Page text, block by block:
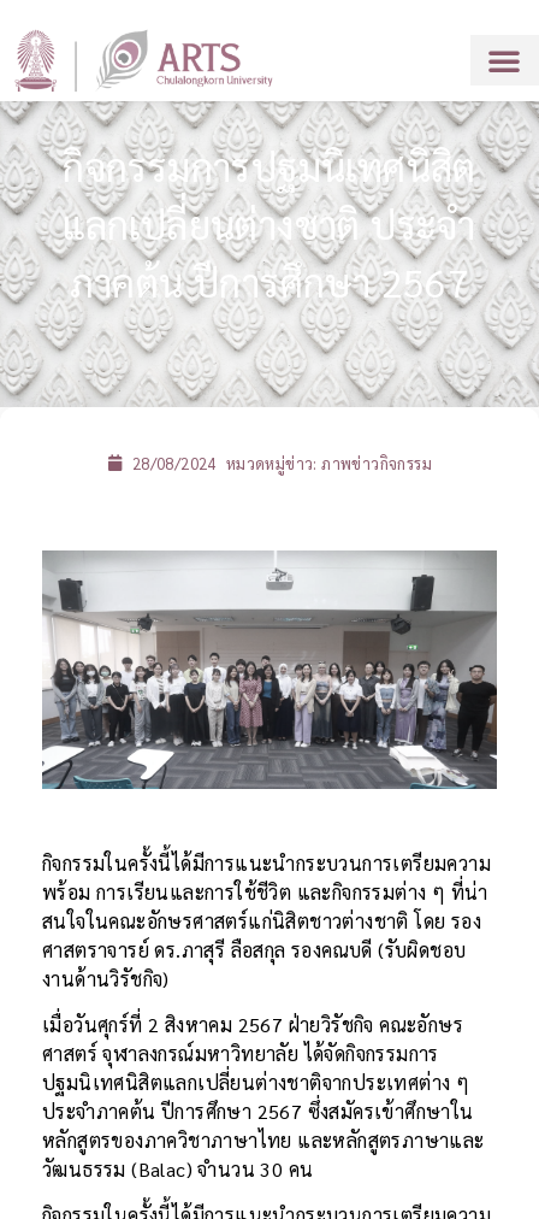
กิจกรรมการปฐมนิเทศนิสิต
แลกเปลี่ยนต่างชาติ ประจำ
ภาคต้น ปีการศึกษา 2567
28/08/2024 หมวดหมู่ข่าว:ภาพข่าวกิจกรรม
กิจกรรมในครั้งนี้ได้มีการแนะนำกระบวนการเตรียมความ
พร้อม การเรียนและการใช้ชีวิต และกิจกรรมต่าง ๆ ที่น่า
สนใจในคณะอักษรศาสตร์แก่นิสิตชาวต่างชาติ โดย รอง
ศาสตราจารย์ ดร.ภาสุรี ลือสกุล รองคณบดี (รับผิดชอบ
งานด้านวิรัชกิจ)
เมื่อวันศุกร์ที่ 2 สิงหาคม 2567 ฝ่ายวิรัชกิจ คณะอักษร
ศาสตร์ จุฬาลงกรณ์มหาวิทยาลัย ได้จัดกิจกรรมการ
ปฐมนิเทศนิสิตแลกเปลี่ยนต่างชาติจากประเทศต่าง ๆ
ประจำภาคต้น ปีการศึกษา 2567 ซึ่งสมัครเข้าศึกษาใน
หลักสูตรของภาควิชาภาษาไทย และหลักสูตรภาษาและ
วัฒนธรรม (Balac) จำนวน 30 คน